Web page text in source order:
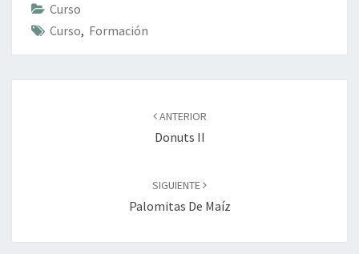
Curso
Curso, Formación
ANTERIOR
Donuts II
SIGUIENTE
Palomitas De Maíz